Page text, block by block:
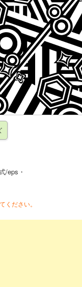
/eps・
ください。